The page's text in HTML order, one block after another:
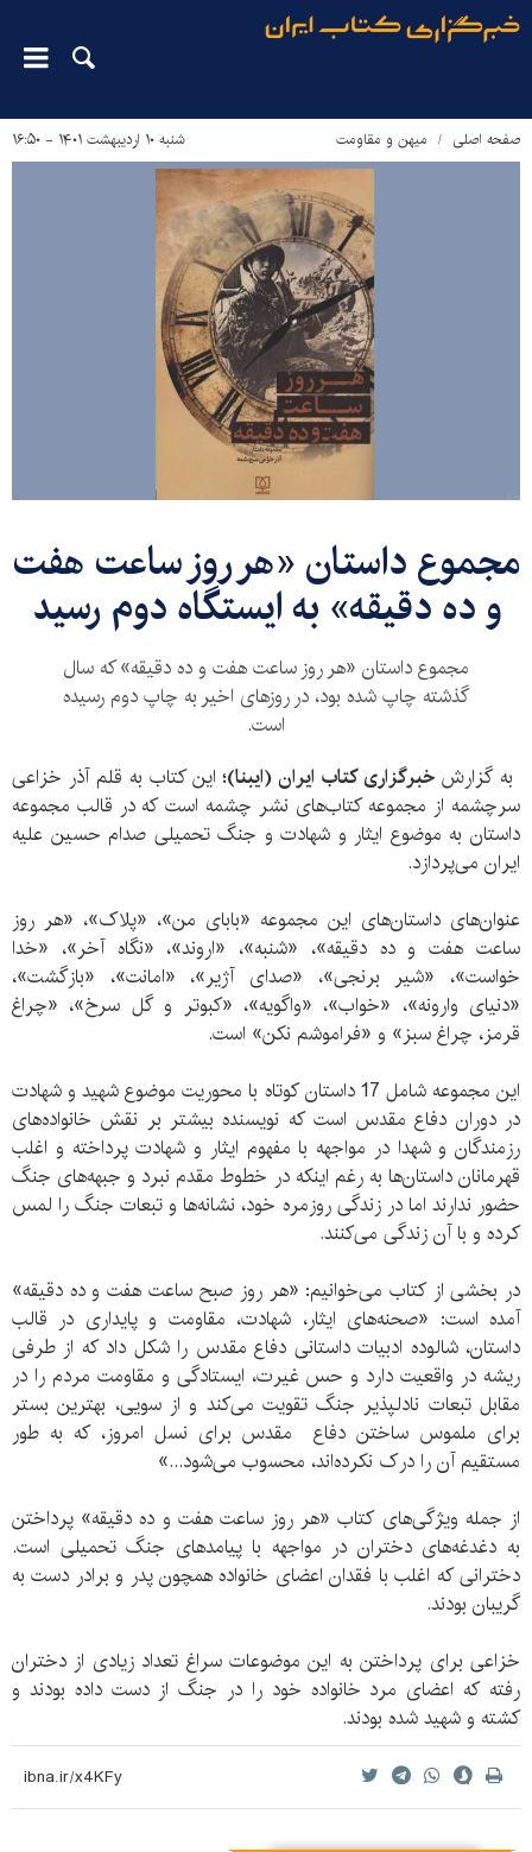
صفحه اصلی میهن و مقاومت شنبه ۱۰ اردیبهشت ۱۴۰۱ - ۱۶:۵۰
مجموع داستان «هر روز ساعت هفت
و ده دقیقه» به ایستگاه دوم رسید
مجموع داستان «هر روز ساعت هفت و ده دقیقه» که سال
گذشته چاپ شده بود، در روزهای اخیر به چاپ دوم رسیده
است.
به گزارش خبرگزاری کتاب ایران (ایبنا)؛ این کتاب به قلم آذر خزاعی
سرچشمه از مجموعه کتاب‌های نشر چشمه است که در قالب مجموعه
داستان به موضوع ایثار و شهادت و جنگ تحمیلی صدام حسین علیه
ایران می‌پردازد.
عنوان‌های داستان‌های این مجموعه «بابای من»، «پلاک»، «هر روز
ساعت هفت و ده دقیقه»، «شنبه»، «اروند»، «نگاه آخر»، «خدا
خواست»، «شیر برنجی»، «صدای آژیر»، «امانت»، «بازگشت»،
«دنیای وارونه»، «خواب»، «واگویه»، «کبوتر و گل سرخ»، «چراغ
قرمز، چراغ سبز» و «فراموشم نکن» است.
این مجموعه شامل 17 داستان کوتاه با محوریت موضوع شهید و شهادت
در دوران دفاع مقدس است که نویسنده بیشتر بر نقش خانواده‌های
رزمندگان و شهدا در مواجهه با مفهوم ایثار و شهادت پرداخته و اغلب
قهرمانان داستان‌ها به رغم اینکه در خطوط مقدم نبرد و جبهه‌های جنگ
حضور ندارند اما در زندگی روزمره خود، نشانه‌ها و تبعات جنگ را لمس
کرده و با آن زندگی می‌کنند.
در بخشی از کتاب می‌خوانیم: «هر روز صبح ساعت هفت و ده دقیقه»
آمده است: «صحنه‌های ایثار، شهادت، مقاومت و پایداری در قالب
داستان، شالوده ادبیات داستانی دفاع مقدس را شکل داد که از طرفی
ریشه در واقعیت دارد و حس غیرت، ایستادگی و مقاومت مردم را در
مقابل تبعات نادلپذیر جنگ تقویت می‌کند و از سویی، بهترین بستر
برای ملموس‌ ساختن دفاع مقدس برای نسل امروز، که به طور
مستقیم آن را درک نکرده‌اند، محسوب می‌شود...»
از جمله ویژگی‌های کتاب «هر روز ساعت هفت و ده دقیقه» پرداختن
به دغدغه‌های دختران در مواجهه با پیامدهای جنگ تحمیلی است.
دخترانی که اغلب با فقدان اعضای خانواده همچون پدر و برادر دست به
گریبان بودند.
خزاعی برای پرداختن به این موضوعات سراغ تعداد زیادی از دختران
رفته که اعضای مرد خانواده خود را در جنگ از دست داده بودند و
کشته و شهید شده بودند.